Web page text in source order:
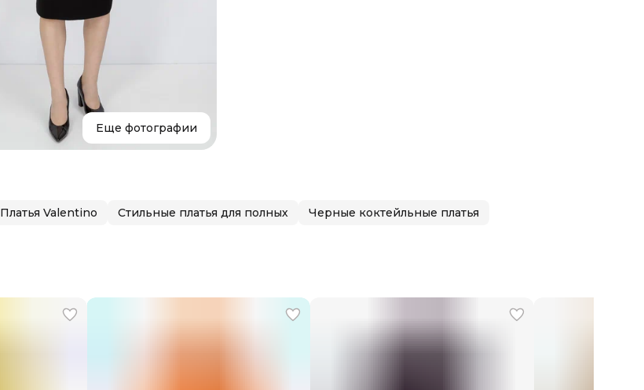
Еще фотографии
Платья Valentino Стильные платья для полных Черные коктейльные платья